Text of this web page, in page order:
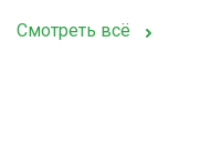
Смотреть всё